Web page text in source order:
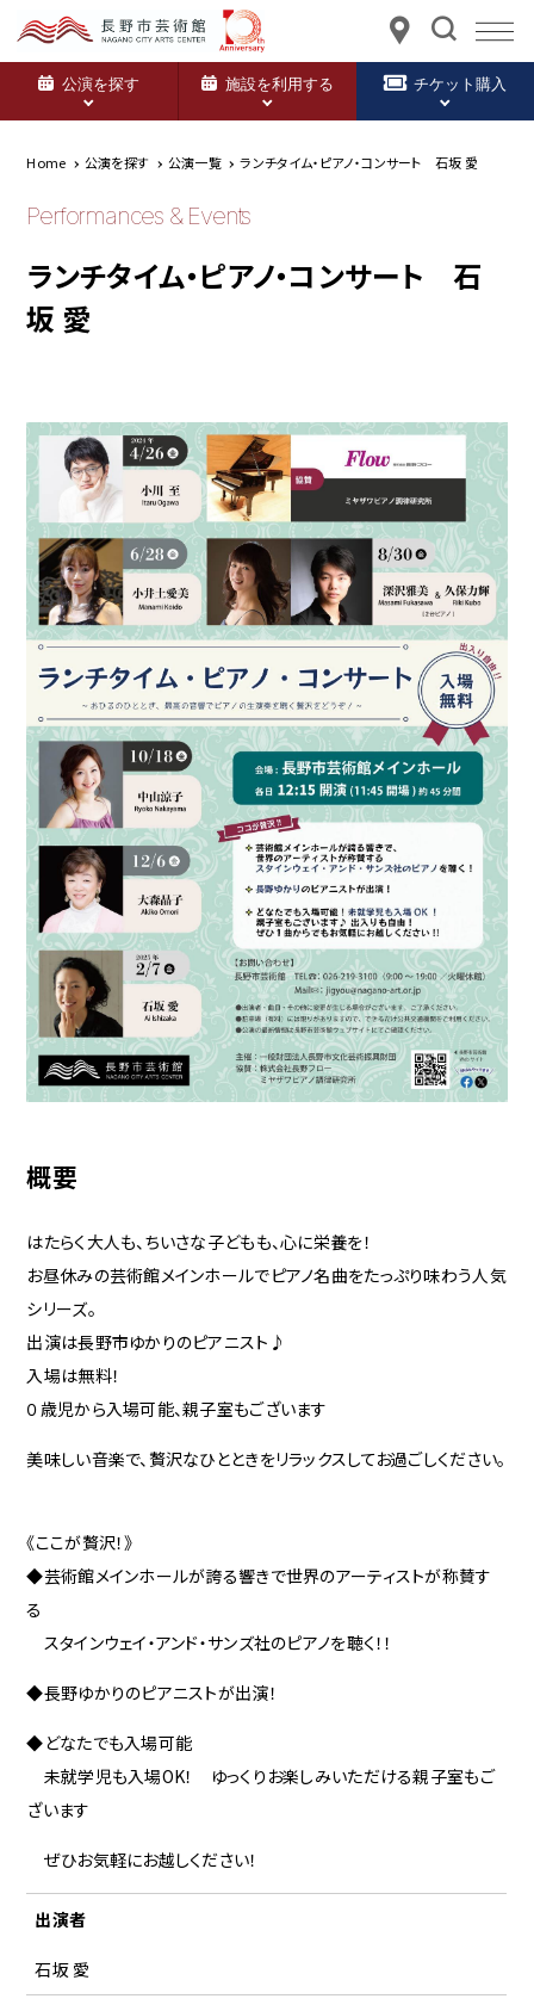
公演を探す 施設を利用する チケット購入
Home 公演を探す 公演一覧 ランチタイム・ピアノ・コンサート 石坂 愛
Performances & Events
ランチタイム・ピアノ・コンサート 石
坂 愛
概要
はたらく大人も、ちいさな子どもも、心に栄養を！
お昼休みの芸術館メインホールでピアノ名曲をたっぷり味わう人気
シリーズ。
出演は長野市ゆかりのピアニスト♪
入場は無料！
０歳児から入場可能、親子室もございます
美味しい音楽で、贅沢なひとときをリラックスしてお過ごしください。
《ここが贅沢！》
◆芸術館メインホールが誇る響きで世界のアーティストが称賛す
る
スタインウェイ・アンド・サンズ社のピアノを聴く！！
◆長野ゆかりのピアニストが出演！
◆どなたでも入場可能
未就学児も入場OK！ ゆっくりお楽しみいただける親子室もご
ざいます
ぜひお気軽にお越しください！
出演者
石坂 愛